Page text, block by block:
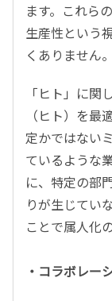
ます。これら
生産性という
くありません。
「ヒト」に関
（ヒト）を
定かではない
ているような
に、特定の部
りが生じてい
ことで属人化
・コラボレー